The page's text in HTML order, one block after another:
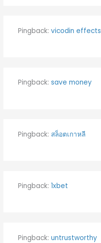
Pingback: vicodin effects
Pingback: save money
Pingback: สล็อตเกาหลี
Pingback: 1xbet
Pingback: untrustworthy